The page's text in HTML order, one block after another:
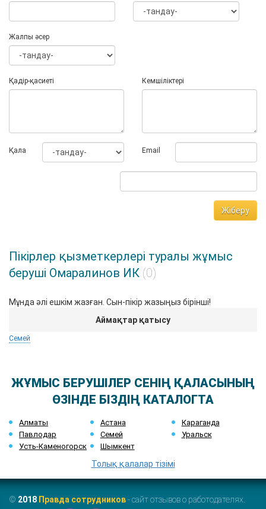
Жалпы әсер
Қадір-қасиеті Кемшіліктері
Қала Email
Жіберу
Пікірлер қызметкерлері туралы жұмыс
беруші Омаралинов ИК (0)
Мұнда әлі ешкім жазған. Сын-пікір жазыңыз бірінші!
Аймақтар қатысу
Семей
ЖҰМЫС БЕРУШІЛЕР СЕНІҢ ҚАЛАСЫНЫҢ
ӨЗІНДЕ БІЗДІҢ КАТАЛОГТА
Алматы Астана
Караганда
Павлодар
Семей
Уральск
Усть-Каменогорск
Шымкент
Толық қалалар тізімі
© 2018 Правда сотрудников- сайт отзывов о работодателях.